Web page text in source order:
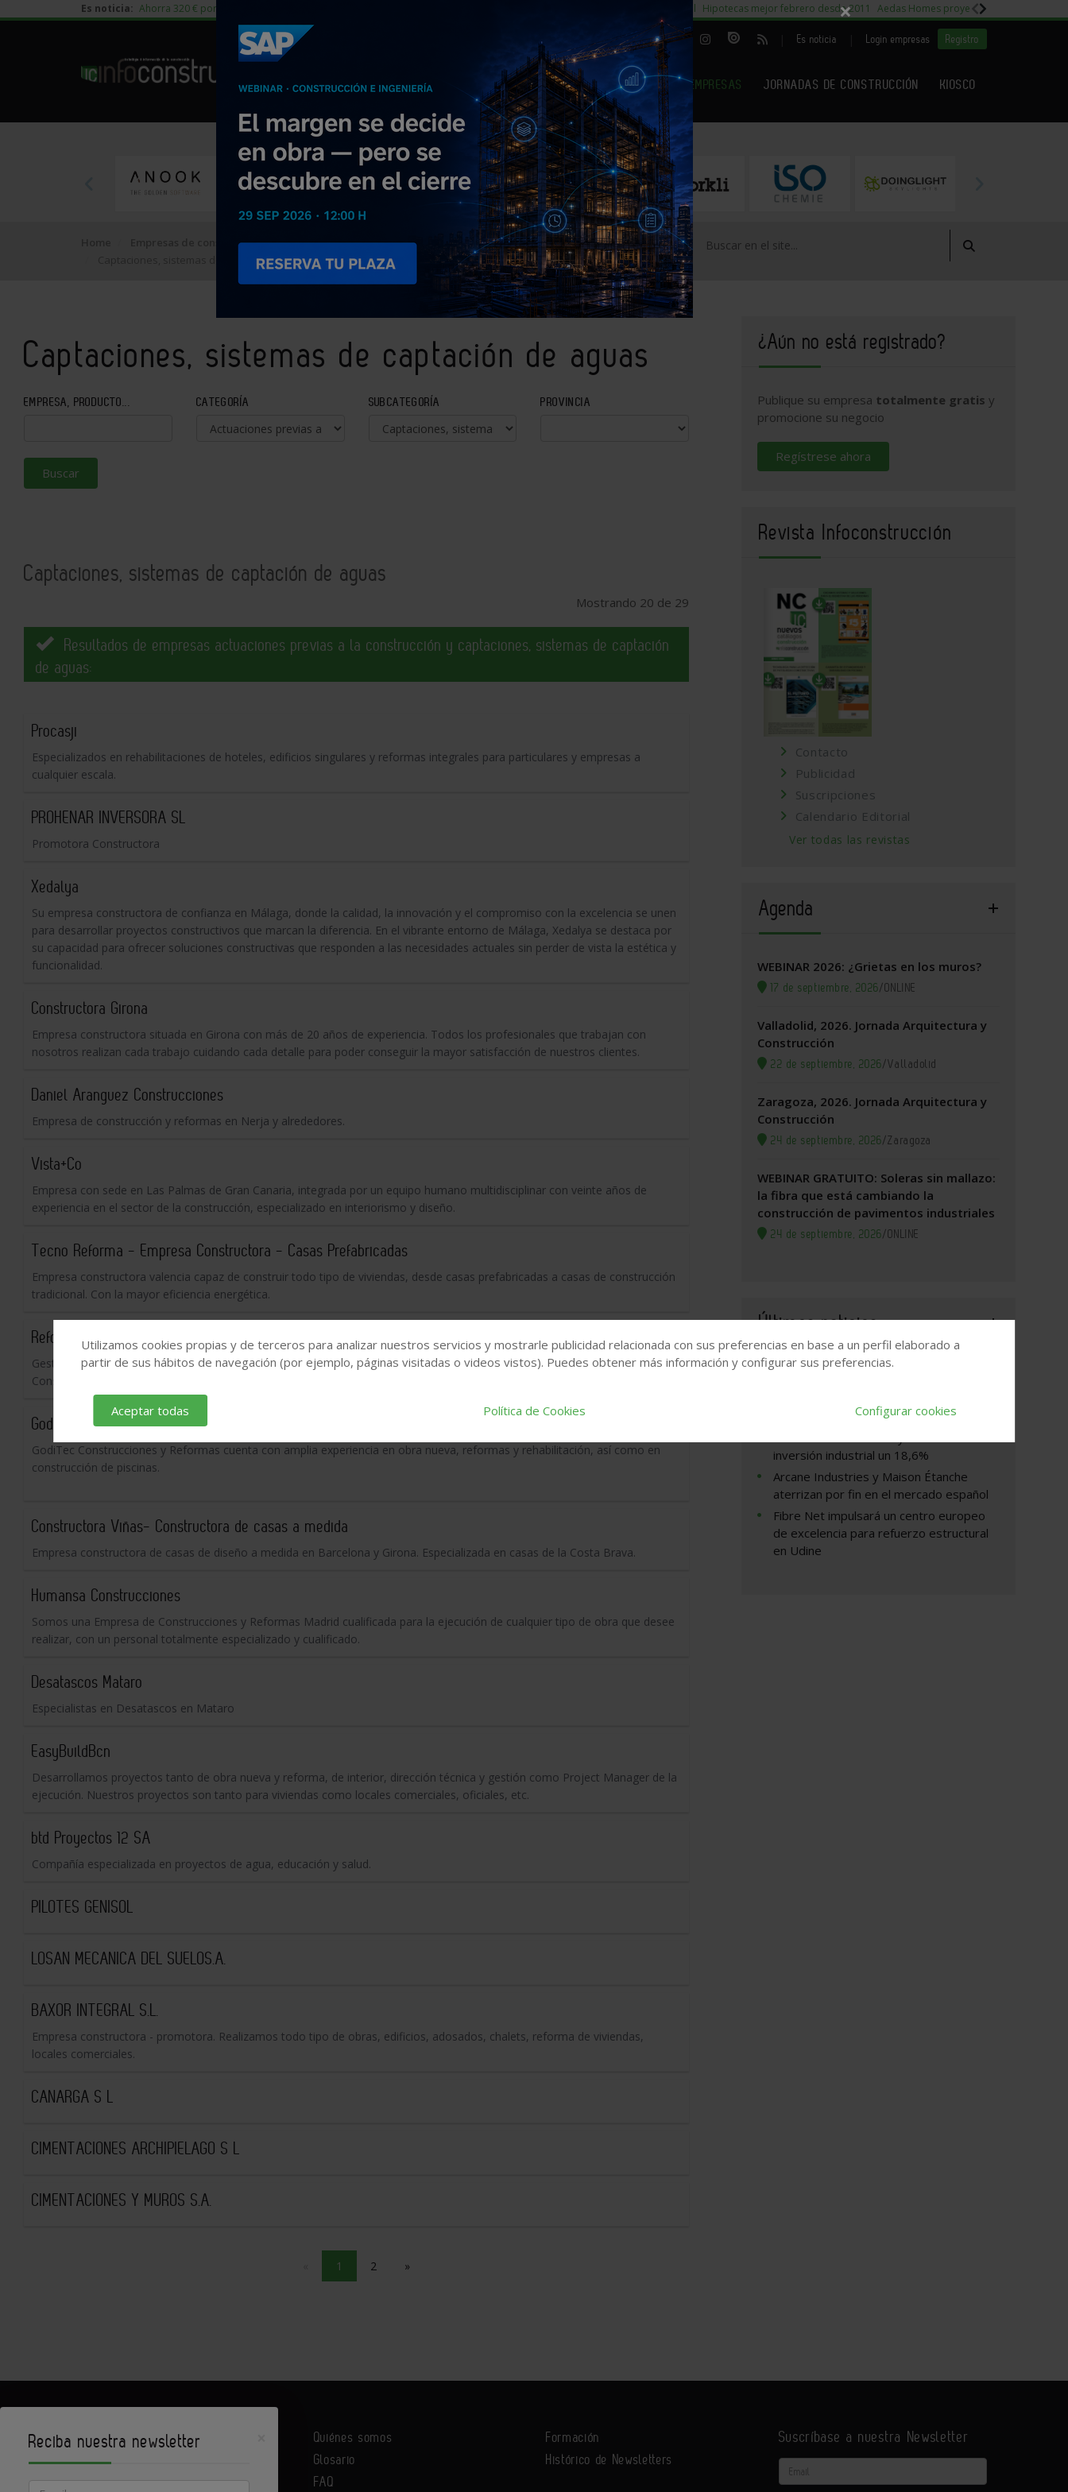
Es noticia: Ahorra 320 € por vivienda en edificación residencial 29% cambiar al alquiler temporal Hipotecas mejor febrero desde 2011 Aedas Homes proyecto Fiora
| Es noticia Login empresas Registro
NOTICIAS PRODUCTOS AGENDA ARTÍCULOS EMPRESAS JORNADAS DE CONSTRUCCIÓN KIOSCO
EMPRESAS PREMIUM
Empresas de construcción
Actuaciones previas a la construcción
Captaciones, sistemas de captación de aguas
Captaciones, sistemas de captación de aguas
EMPRESA, PRODUCTO... CATEGORÍA SUBCATEGORÍA PROVINCIA
Buscar
Captaciones, sistemas de captación de aguas
Mostrando 20 de 29
Resultados de empresas actuaciones previas a la construcción y captaciones, sistemas de captación
de aguas:
Procasji
Especializados en rehabilitaciones de hoteles, edificios singulares y reformas integrales para particulares y empresas a
cualquier escala.
PROHENAR INVERSORA SL
Promotora Constructora
Xedalya
Su empresa constructora de confianza en Málaga, donde la calidad, la innovación y el compromiso con la excelencia se unen
para desarrollar proyectos constructivos que marcan la diferencia. En el vibrante entorno de Málaga, Xedalya se destaca por
su capacidad para ofrecer soluciones constructivas que responden a las necesidades actuales sin perder de vista la estética y
funcionalidad.
Constructora Girona
Empresa constructora situada en Girona con más de 20 años de experiencia. Todos los profesionales que trabajan con
nosotros realizan cada trabajo cuidando cada detalle para poder conseguir la mayor satisfacción de nuestros clientes.
Daniel Aranguez Construcciones
Empresa de construcción y reformas en Nerja y alrededores.
Vista+Co
Empresa con sede en Las Palmas de Gran Canaria, integrada por un equipo humano multidisciplinar con veinte años de
experiencia en el sector de la construcción, especializado en interiorismo y diseño.
Tecno Reforma - Empresa Constructora - Casas Prefabricadas
Empresa constructora valencia capaz de construir todo tipo de viviendas, desde casas prefabricadas a casas de construcción
tradicional. Con la mayor eficiencia energética.
Reformas alcala ban s.l
Gestionamos tu proyecto llave en mano. Que nos avalan son Precion Relacion y Calidad. Rehabilitación, obra nueva,
Construcción y obra civil.
Goditec Construcciones y reformas
GodiTec Construcciones y Reformas cuenta con amplia experiencia en obra nueva, reformas y rehabilitación, así como en
construcción de piscinas.
Constructora Viñas- Constructora de casas a medida
Empresa constructora de casas de diseño a medida en Barcelona y Girona. Especializada en casas de la Costa Brava.
Humansa Construcciones
Somos una Empresa de Construcciones y Reformas Madrid cualificada para la ejecución de cualquier tipo de obra que desee
realizar, con un personal totalmente especializado y cualificado.
Desatascos Mataro
Especialistas en Desatascos en Mataro
EasyBuildBcn
Desarrollamos proyectos tanto de obra nueva y reforma, de interior, dirección técnica y gestión como Project Manager de la
ejecución. Nuestros proyectos son tanto para viviendas como locales comerciales, oficiales, etc.
btd Proyectos 12 SA
Compañía especializada en proyectos de agua, educación y salud.
PILOTES GENISOL
LOSAN MECANICA DEL SUELOS.A.
BAXOR INTEGRAL S.L.
Empresa constructora - promotora. Realizamos todo tipo de obras, edificios, adosados, chalets, reforma de viviendas,
locales comerciales.
CANARGA S L
CIMENTACIONES ARCHIPIELAGO S L
CIMENTACIONES Y MUROS S.A.
1 2 »
¿Aún no está registrado?
Publique su empresa totalmente gratis y
promocione su negocio
Regístrese ahora
Revista Infoconstrucción
Contacto
Publicidad
Suscripciones
Calendario Editorial
Ver todas las revistas
Agenda
WEBINAR 2026: ¿Grietas en los muros?
17 de septiembre, 2026/ONLINE
Valladolid, 2026. Jornada Arquitectura y
Construcción
22 de septiembre, 2026/Valladolid
Zaragoza, 2026. Jornada Arquitectura y
Construcción
24 de septiembre, 2026/Zaragoza
WEBINAR GRATUITO: Soleras sin mallazo:
la fibra que está cambiando la
construcción de pavimentos industriales
24 de septiembre, 2026/ONLINE
Últimas noticias
Porcelanosa mantiene una facturación de
inversión industrial un 18,6%
Arcane Industries y Maison Étanche
aterrizan por fin en el mercado español
Fibre Net impulsará un centro europeo
de excelencia para refuerzo estructural
en Udine
Quiénes somos
Glosario
FAQ
Formación
Histórico de Newsletters
Suscríbase a nuestra Newsletter
Email
Utilizamos cookies propias y de terceros para analizar nuestros servicios y mostrarle publicidad relacionada con sus preferencias en base a un perfil elaborado a
partir de sus hábitos de navegación (por ejemplo, páginas visitadas o videos vistos). Puedes obtener más información y configurar sus preferencias.
Aceptar todas Política de Cookies Configurar cookies
×
Reciba nuestra newsletter
Email